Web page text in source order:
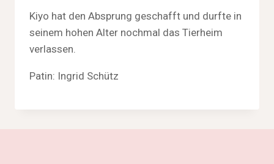
Kiyo hat den Absprung geschafft und durfte in
seinem hohen Alter nochmal das Tierheim
verlassen.
Patin: Ingrid Schütz